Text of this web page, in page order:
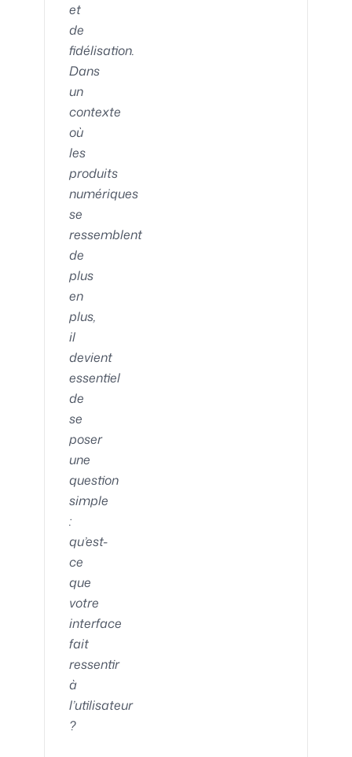
et
de
fidélisation.
Dans
un
contexte
où
les
produits
numériques
se
ressemblent
de
plus
en
plus,
il
devient
essentiel
de
se
poser
une
question
simple
:
qu’est-
ce
que
votre
interface
fait
ressentir
à
l’utilisateur
?